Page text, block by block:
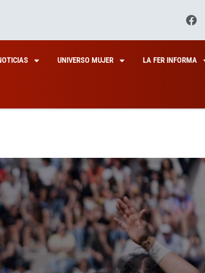
UNIVERSO MUJER LA FER INFORMA
Y